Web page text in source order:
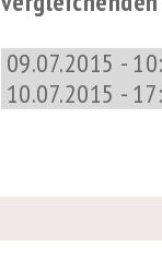
09.07.2015 -
10.07.2015 -